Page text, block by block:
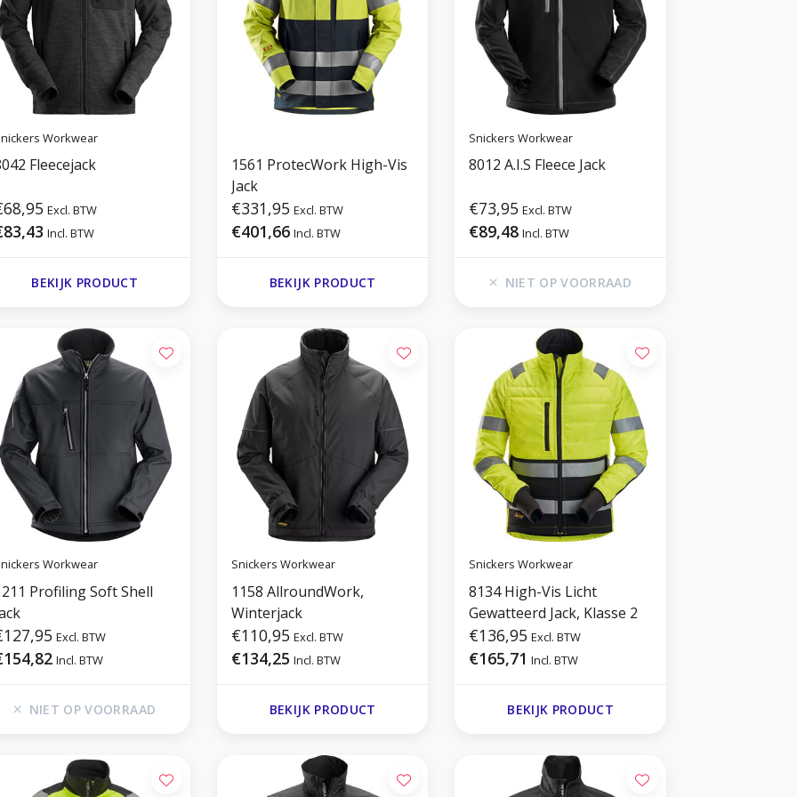
Workwear
Fleecejack
Excl. BTW
Incl. BTW
BEKIJK PRODUCT
1561 ProtecWork High-Vis
Jack
€331,95 Excl. BTW
€401,66 Incl. BTW
BEKIJK PRODUCT
Snickers Workwear
8012 A.I.S Fleece Jack
€73,95 Excl. BTW
€89,48 Incl. BTW
NIET OP VOORRAAD
Workwear
Profiling Soft Shell
Excl. BTW
Incl. BTW
NIET OP VOORRAAD
Snickers Workwear
1158 AllroundWork,
Winterjack
€110,95 Excl. BTW
€134,25 Incl. BTW
BEKIJK PRODUCT
Snickers Workwear
8134 High-Vis Licht
Gewatteerd Jack, Klasse 2
€136,95 Excl. BTW
€165,71 Incl. BTW
BEKIJK PRODUCT